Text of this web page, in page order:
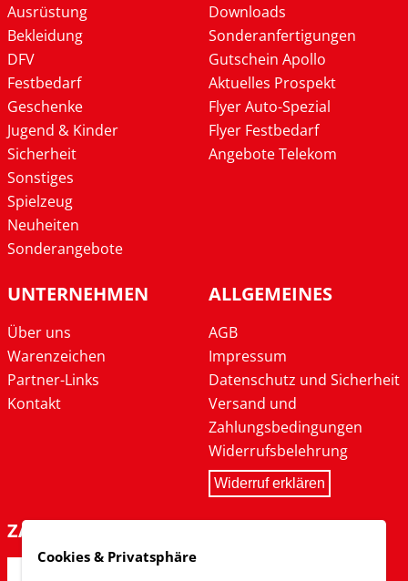
Ausrüstung
Bekleidung
DFV
Festbedarf
Geschenke
Jugend & Kinder
Sicherheit
Sonstiges
Spielzeug
Neuheiten
Sonderangebote
Downloads
Sonderanfertigungen
Gutschein Apollo
Aktuelles Prospekt
Flyer Auto-Spezial
Flyer Festbedarf
Angebote Telekom
UNTERNEHMEN
Über uns
Warenzeichen
Partner-Links
Kontakt
ALLGEMEINES
AGB
Impressum
Datenschutz und Sicherheit
Versand und
Zahlungsbedingungen
Widerrufsbelehrung
Widerruf erklären
ZAHLARTEN
Cookies & Privatsphäre